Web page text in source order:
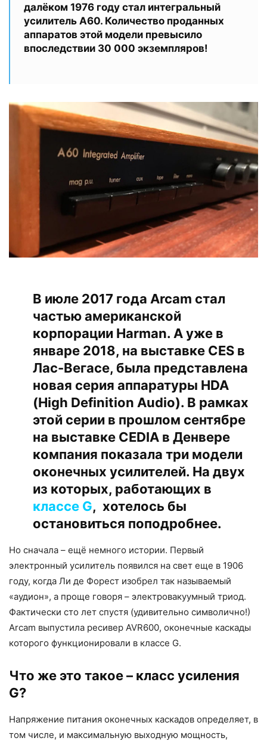
далёком 1976 году стал интегральный
усилитель A60. Количество проданных
аппаратов этой модели превысило
впоследствии 30 000 экземпляров!
В июле 2017 года Arcam стал
частью американской
корпорации Harman. А уже в
январе 2018, на выставке CES в
Лас-Вегасе, была представлена
новая серия аппаратуры HDA
(High Definition Audio). В рамках
этой серии в прошлом сентябре
на выставке CEDIA в Денвере
компания показала три модели
оконечных усилителей. На двух
из которых, работающих в
классе G, хотелось бы
остановиться поподробнее.
Но сначала – ещё немного истории. Первый
электронный усилитель появился на свет еще в 1906
году, когда Ли де Форест изобрел так называемый
«аудион», а проще говоря – электровакуумный триод.
Фактически сто лет спустя (удивительно символично!)
Arcam выпустила ресивер AVR600, оконечные каскады
которого функционировали в классе G.
Что же это такое – класс усиления
G?
Напряжение питания оконечных каскадов определяет, в
том числе, и максимальную выходную мощность,